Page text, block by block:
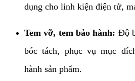
dụng cho linh kiện điện tử,
Tem vỡ, tem bảo hành: Độ
bóc tách, phục vụ mục
hành sản phẩm.